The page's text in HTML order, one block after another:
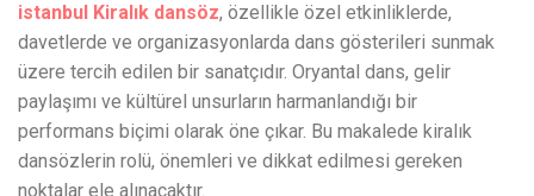
istanbul Kiralık dansöz, özellikle özel etkinliklerde,
davetlerde ve organizasyonlarda dans gösterileri sunmak
üzere tercih edilen bir sanatçıdır. Oryantal dans, gelir
paylaşımı ve kültürel unsurların harmanlandığı bir
performans biçimi olarak öne çıkar. Bu makalede kiralık
dansözlerin rolü, önemleri ve dikkat edilmesi gereken
noktalar ele alınacaktır.